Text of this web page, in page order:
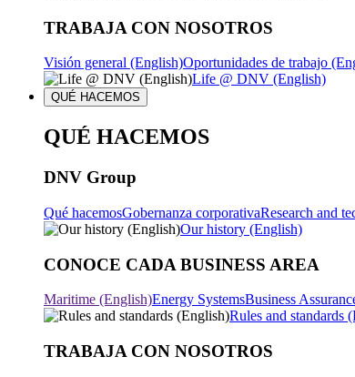
TRABAJA CON NOSOTROS
Visión general (English)Oportunidades de trabajo
Life @ DNV (English)
QUÉ HACEMOS
QUÉ HACEMOS
DNV Group
Qué hacemosGobernanza corporativaResearch and
Our history (English)
CONOCE CADA BUSINESS AREA
Maritime (English)Energy SystemsBusiness
Rules and standards
TRABAJA CON NOSOTROS